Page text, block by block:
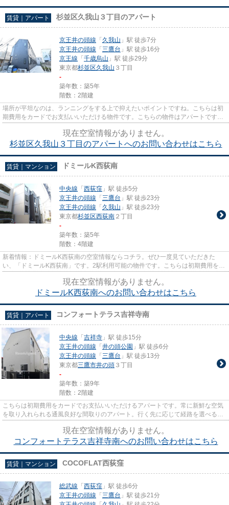
賃貸｜アパート 杉並区久我山３丁目のアパート
京王井の頭線 「 久我山 」駅 徒歩7分
京王井の頭線 「 三鷹台 」駅 徒歩16分
京王線 「 千歳烏山 」駅 徒歩29分
東京都杉並区久我山 ３丁目
-
築年数：築5年
階数：2階建
場所が平坦なのは、ランニングをする上で抑えたいポイントですね。こちらは初
期費用をカードでお支払いいただける物件です。こちらの物件はアパートです。
現在空室情報がありません。
杉並区久我山３丁目のアパートへのお問い合わせはこちら
賃貸｜マンション ドミールK西荻南
中央線 「 西荻窪 」駅 徒歩5分
京王井の頭線 「 三鷹台 」駅 徒歩23分
京王井の頭線 「 久我山 」駅 徒歩23分
東京都杉並区西荻南 ２丁目
-
築年数：築5年
階数：4階建
新着情報：ドミールK西荻南の空室情報ならコチラ。ぜひ一度見ていただきた
い、「ドミールK西荻南」です。2駅利用可能の物件です。こちらは初期費用をカ
現在空室情報がありません。
ドミールK西荻南へのお問い合わせはこちら
賃貸｜アパート コンフォートテラス吉祥寺南
中央線 「 吉祥寺 」駅 徒歩15分
京王井の頭線 「 井の頭公園 」駅 徒歩6分
京王井の頭線 「 三鷹台 」駅 徒歩13分
東京都三鷹市井の頭 ３丁目
-
築年数：築9年
階数：2階建
こちらは初期費用をカードでお支払いいただけるアパートです。常に新鮮な空気
を取り入れられる通風良好な間取りのアパート。行く先に応じて経路を選べる、
現在空室情報がありません。
コンフォートテラス吉祥寺南へのお問い合わせはこちら
賃貸｜マンション COCOFLAT西荻窪
総武線 「 西荻窪 」駅 徒歩6分
京王井の頭線 「 三鷹台 」駅 徒歩21分